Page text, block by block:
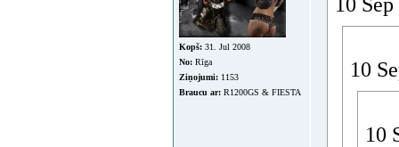
Kopš: 31. Jul 2008
No: Rīga
Ziņojumi: 1153
Braucu ar: R1200GS & FIESTA
10
10